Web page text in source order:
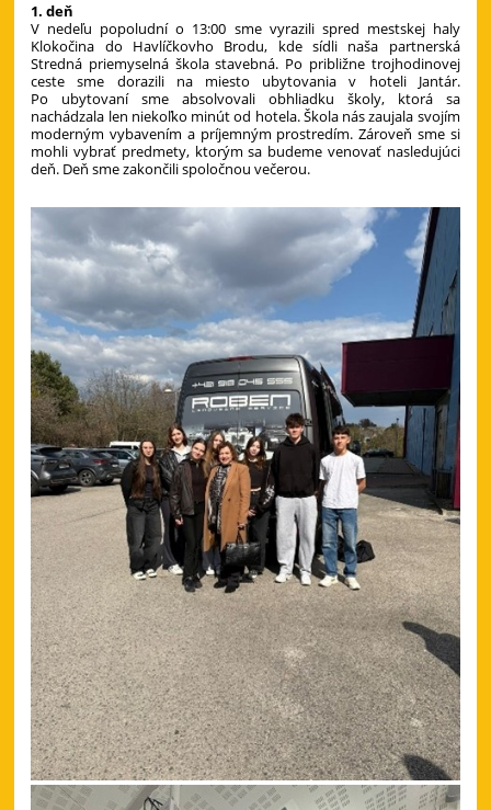
1. deň
V nedeľu popoludní o 13:00 sme vyrazili spred mestskej haly
Klokočina do Havlíčkovho Brodu, kde sídli naša partnerská
Stredná priemyselná škola stavebná. Po približne trojhodinovej
ceste sme dorazili na miesto ubytovania v hoteli Jantár.
Po ubytovaní sme absolvovali obhliadku školy, ktorá sa
nachádzala len niekoľko minút od hotela. Škola nás zaujala svojím
moderným vybavením a príjemným prostredím. Zároveň sme si
mohli vybrať predmety, ktorým sa budeme venovať nasledujúci
deň. Deň sme zakončili spoločnou večerou.